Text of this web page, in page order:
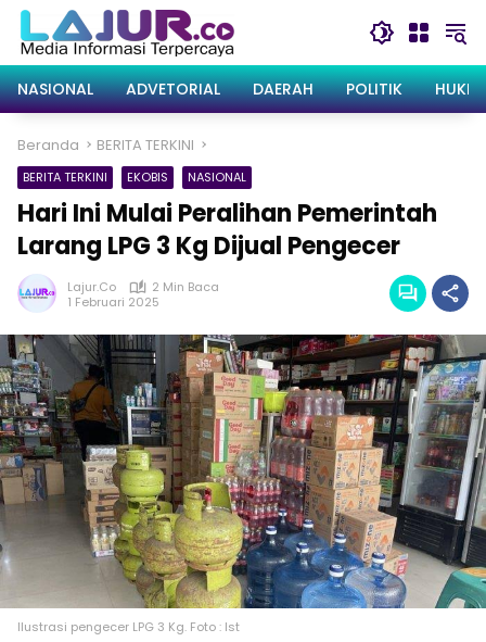
Langsung
konten
NASIONAL
ADVETORIAL DAERAH POLITIK
Beranda BERITA TERKINI
BERITA TERKINI EKOBIS NASIONAL
Hari Ini Mulai Peralihan Pemerintah
Larang LPG 3 Kg Dijual Pengecer
Lajur.co
2 Min Baca
1 Februari 2025
Ilustrasi pengecer LPG 3 Kg. Foto : Ist